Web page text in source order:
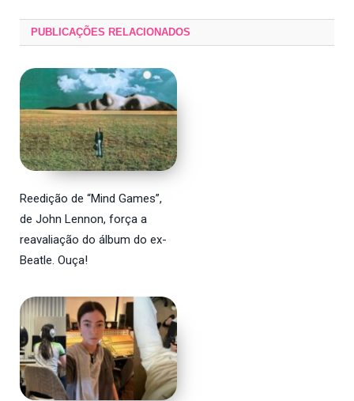
PUBLICAÇÕES RELACIONADOS
Reedição de “Mind Games”,
de John Lennon, força a
reavaliação do álbum do ex-
Beatle. Ouça!